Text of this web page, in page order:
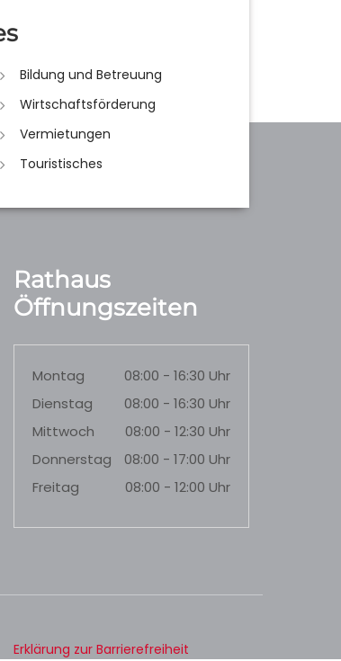
Bildung und Betreuung
Wirtschaftsförderung
Vermietungen
Touristisches
Rathaus
Öffnungszeiten
Montag
08:00 - 16:30 Uhr
Dienstag
08:00 - 16:30 Uhr
Mittwoch
08:00 - 12:30 Uhr
Donnerstag
08:00 - 17:00 Uhr
Freitag
08:00 - 12:00 Uhr
Erklärung zur Barrierefreiheit